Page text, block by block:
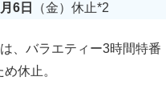
6日 （金）休止*2
、バラエティー3時間特番
休止。